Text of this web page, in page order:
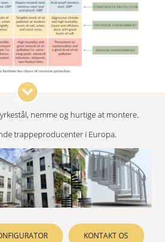
nemme og hurtige at montere.
trappeproducenter i Europa.
KONTAKT OS